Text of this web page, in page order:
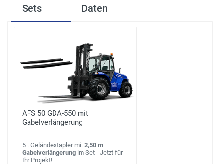
Sets
Daten
AFS 50 GDA-550 mit
Gabelverlängerung
5 t Geländestapler mit 2,50 m
Gabelverlängerung im Set - Jetzt für
Ihr Projekt!